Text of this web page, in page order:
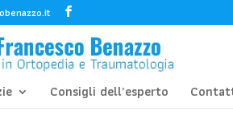
Consigli dell’esperto